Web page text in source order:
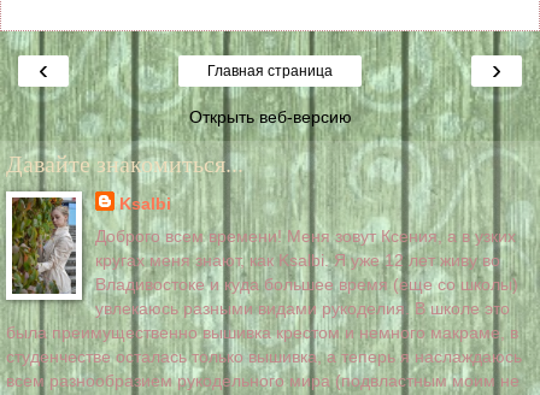
‹ ›
Главная страница
Открыть веб-версию
Давайте знакомиться...
Ksalbi
Доброго всем времени! Меня зовут Ксения, а в узких
кругах меня знают, как Ksalbi. Я уже 12 лет живу во
Владивостоке и куда большее время (еще со школы)
увлекаюсь разными видами рукоделия. В школе это
была преимущественно вышивка крестом и немного макраме, в
студенчестве осталась только вышивка, а теперь я наслаждаюсь
всем разнообразием рукодельного мира (подвластным моим не